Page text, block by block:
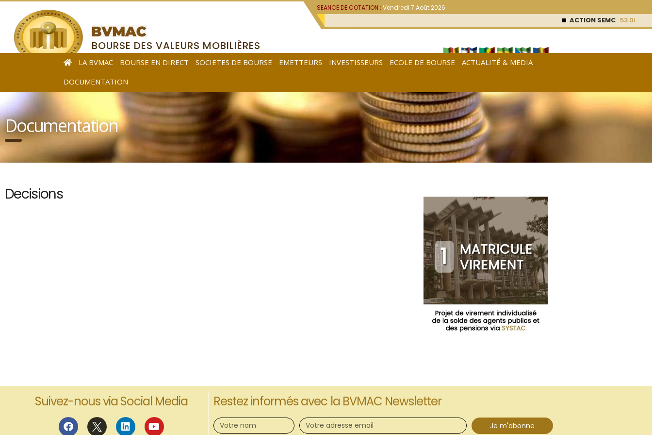
SEANCE DE COTATION :Vendredi 7 Août 2026
ACTION SEMC: 53 000
BOURSE DES VALEURS MOBILIÈRES
DE L’AFRIQUE CENTRALE
LA BVMAC BOURSE EN DIRECT SOCIETES DE BOURSE EMETTEURS INVESTISSEURS ECOLE DE BOURSE
ACTUALITÉ & MEDIA
DOCUMENTATION
Documentation
Decisions
Suivez-nous via Social Media Restez informés avec la BVMAC Newsletter
Je m'abonne